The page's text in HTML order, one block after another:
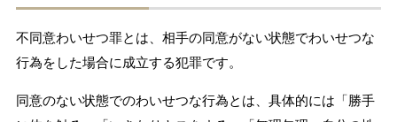
不同意わいせつ罪とは、相手の同意がない状態でわいせつな
行為をした場合に成立する犯罪です。
同意のない状態でのわいせつな行為とは、具体的には「勝手